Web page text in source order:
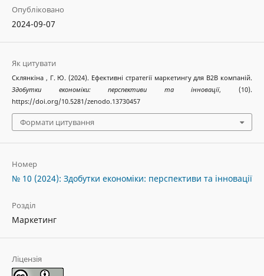
Опубліковано
2024-09-07
Як цитувати
Склянкіна , Г. Ю. (2024). Ефективні стратегії маркетингу для B2B компаній.
Здобутки економіки: перспективи та інновації, (10).
https://doi.org/10.5281/zenodo.13730457
Формати цитування
Номер
№ 10 (2024): Здобутки економіки: перспективи та інновації
Розділ
Маркетинг
Ліцензія